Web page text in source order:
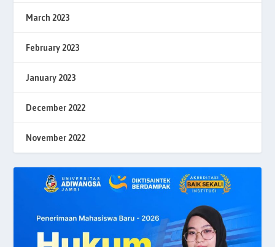
March 2023
February 2023
January 2023
December 2022
November 2022